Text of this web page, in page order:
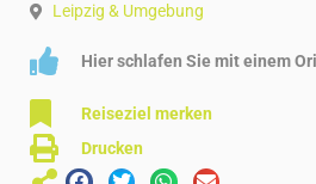
Leipzig & Umgebung
Hier schlafen Sie mit einem
Reiseziel merken
Drucken